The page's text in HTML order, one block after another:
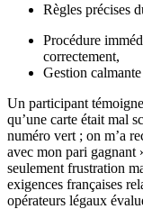
Règles précises
Procédure
correctement,
Gestion
Un participant
qu’une carte était mal
numéro vert ; on m’a
avec mon pari gagnant
seulement frustration
exigences françaises
opérateurs légaux